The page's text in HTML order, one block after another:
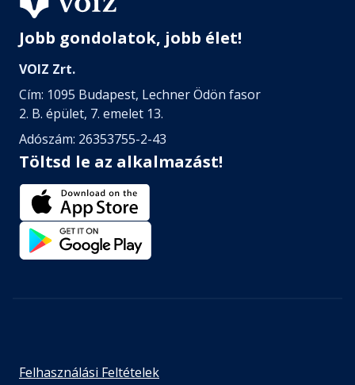
Jobb gondolatok, jobb élet!
VOIZ Zrt.
Cím: 1095 Budapest, Lechner Ödön fasor
2. B. épület, 7. emelet 13.
Adószám: 26353755-2-43
Töltsd le az alkalmazást!
Felhasználási Feltételek